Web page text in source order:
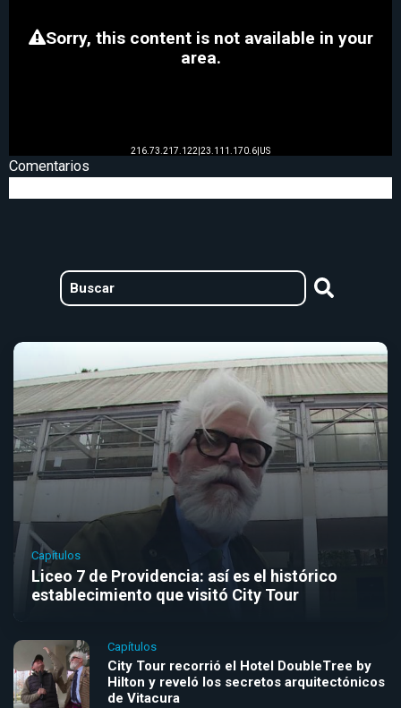
Comentarios
Capítulos
Liceo 7 de Providencia: así es el histórico
establecimiento que visitó City Tour
Capítulos
City Tour recorrió el Hotel DoubleTree by
Hilton y reveló los secretos arquitectónicos
de Vitacura